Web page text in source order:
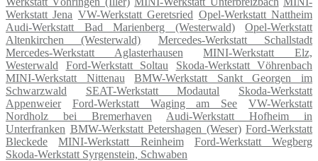
Werkstatt Jena VW-Werkstatt Geretsried Opel-Werkstatt Nattheim
Audi-Werkstatt Bad Marienberg (Westerwald)
Opel-Werkstatt
Altenkirchen (Westerwald)
Mercedes-Werkstatt Schallstadt
Mercedes-Werkstatt Aglasterhausen
MINI-Werkstatt Elz,
Westerwald
Ford-Werkstatt Soltau
Skoda-Werkstatt Vöhrenbach
MINI-Werkstatt Nittenau
BMW-Werkstatt Sankt Georgen im
Schwarzwald
SEAT-Werkstatt Modautal
Skoda-Werkstatt
Appenweier
Ford-Werkstatt Waging am See
VW-Werkstatt
Nordholz bei Bremerhaven
Audi-Werkstatt Hofheim in
Unterfranken BMW-Werkstatt Petershagen (Weser) Ford-Werkstatt
Bleckede
MINI-Werkstatt Reinheim
Ford-Werkstatt Wegberg
Skoda-Werkstatt Syrgenstein, Schwaben